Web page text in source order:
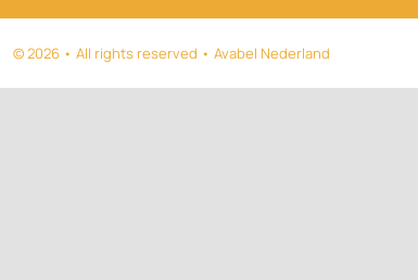
© 2026 • All rights reserved • Avabel Nederland